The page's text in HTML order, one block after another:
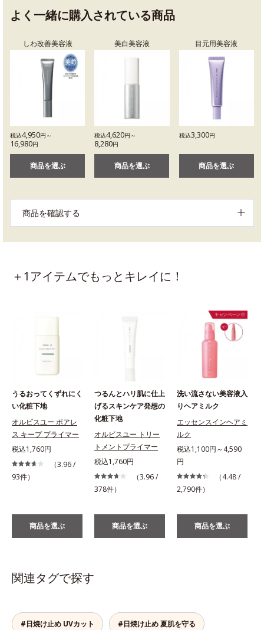
よく一緒に購入されている商品
しわ改善美容液
税込4,950円～
16,980円
商品を選ぶ
美白美容液
税込4,620円～
8,280円
商品を選ぶ
目元用美容液
税込3,300円
商品を選ぶ
商品を確認する
＋1アイテムでもっとキレイに！
うるおってくずれにく
い化粧下地
オルビスユー ポアレ
ス キープ プライマー
税込1,760円
（3.96 /
93件）
商品を選ぶ
つるんとハリ肌に仕上
げるスキンケア発想の
化粧下地
オルビスユー トリー
トメントプライマー
税込1,760円
（3.96 /
378件）
商品を選ぶ
洗い流さない美容液入
りヘアミルク
エッセンスインヘアミ
ルク
税込1,100円～4,590
円
（4.48 /
2,790件）
商品を選ぶ
関連タグで探す
#日焼け止め UVカット #日焼け止め 夏肌を守る